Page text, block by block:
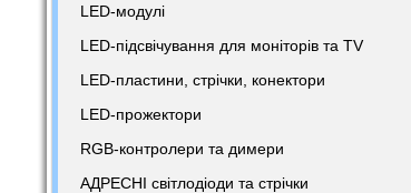
LED-модулі
LED-підсвічування для моніторів та TV
LED-пластини, стрічки, конектори
LED-прожектори
RGB-контролери та димери
АДРЕСНІ світлодіоди та стрічки